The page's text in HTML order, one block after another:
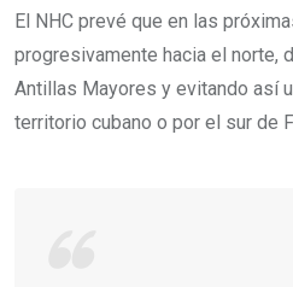
El NHC prevé que en las
progresivamente hacia el norte,
Antillas Mayores y evitando así
territorio cubano o por el sur de